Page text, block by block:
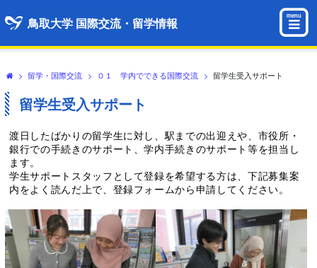
鳥取大学 国際交流・留学情報 menu
> 留学・国際交流 > ０１ 学内でできる国際交流 > 留学生受入サポート
留学生受入サポート
渡日したばかりの留学生に対し、駅までの出迎えや、市役所・
銀行での手続きのサポート、学内手続きのサポート等を担当し
ます。
学生サポートスタッフとして登録を希望する方は、下記募集案
内をよく読んだ上で、登録フォームから申請してください。